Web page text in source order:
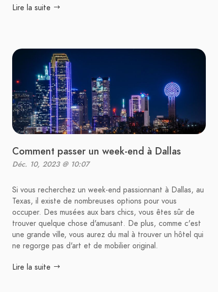
Lire la suite
Comment passer un week-end à Dallas
Déc. 10, 2023 @ 10:07
Si vous recherchez un week-end passionnant à Dallas, au
Texas, il existe de nombreuses options pour vous
occuper. Des musées aux bars chics, vous êtes sûr de
trouver quelque chose d'amusant. De plus, comme c'est
une grande ville, vous aurez du mal à trouver un hôtel qui
ne regorge pas d'art et de mobilier original.
Lire la suite